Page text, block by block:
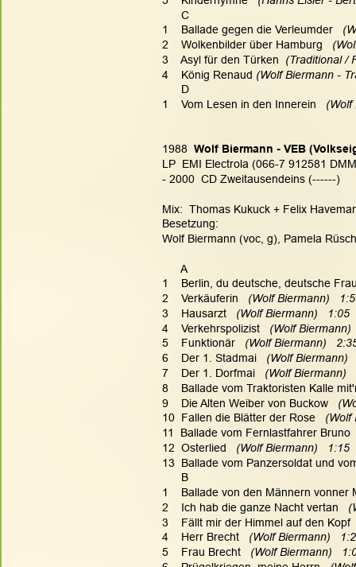
      C
1    Ballade gegen die Verleumder
2    Wolkenbilder über Hamburg
3    Asyl für den Türken
(Traditional
4    König Renaud (Wolf Biermann -
      D
1    Vom Lesen in den Innerein
1988 Wolf Biermann - VEB
LP  EMI Electrola (066-7 912581
- 2000  CD Zweitausendeins (------)
Mix:  Thomas Kukuck + Felix
Besetzung:
Wolf Biermann (voc, g), Pamela
      A
1    Berlin, du deutsche, deutsche
2    Verkäuferin
(Wolf Biermann)
3    Hausarzt
   (Wolf Biermann)   1:05
4    Verkehrspolizist
(Wolf Biermann)
5    Funktionär
(Wolf Biermann)
6    Der 1. Stadmai
(Wolf Biermann)
7    Der 1. Dorfmai
(Wolf Biermann)
8    Ballade vom Traktoristen Kalle
9    Die Alten Weiber von Buckow
10  Fallen die Blätter der Rose
11  Ballade vom Fernlastfahrer Bruno
12  Osterlied
   (Wolf Biermann)   1:15
13  Ballade vom Panzersoldat und
      B
1    Ballade von den Männern vonner
2    Ich hab die ganze Nacht vertan
3    Fällt mir der Himmel auf den Kopf
4    Herr Brecht
(Wolf Biermann)
5    Frau Brecht
(Wolf Biermann)